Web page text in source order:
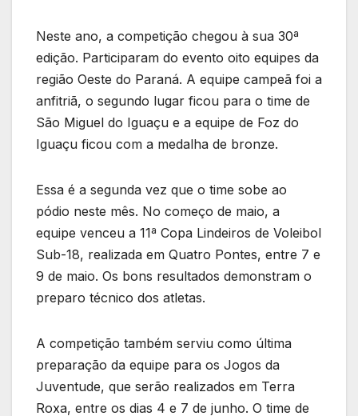
Neste ano, a competição chegou à sua 30ª
edição. Participaram do evento oito equipes da
região Oeste do Paraná. A equipe campeã foi a
anfitriã, o segundo lugar ficou para o time de
São Miguel do Iguaçu e a equipe de Foz do
Iguaçu ficou com a medalha de bronze.
Essa é a segunda vez que o time sobe ao
pódio neste mês. No começo de maio, a
equipe venceu a 11ª Copa Lindeiros de Voleibol
Sub-18, realizada em Quatro Pontes, entre 7 e
9 de maio. Os bons resultados demonstram o
preparo técnico dos atletas.
A competição também serviu como última
preparação da equipe para os Jogos da
Juventude, que serão realizados em Terra
Roxa, entre os dias 4 e 7 de junho. O time de